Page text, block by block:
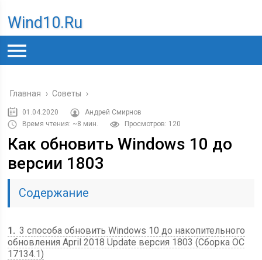
Wind10.ru
Главная › Советы ›
01.04.2020
Андрей Смирнов
Время чтения: ~8 мин.
Просмотров: 120
Как обновить Windows 10 до
версии 1803
Содержание
1
3 способа обновить Windows 10 до накопительного
обновления April 2018 Update версия 1803 (Сборка ОС
17134.1)